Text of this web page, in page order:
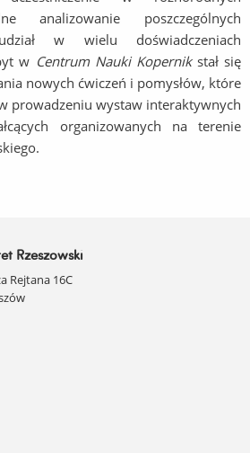
analizowanie poszczególnych
w wielu doświadczeniach
w Centrum Nauki Kopernik stał się
nowych ćwiczeń i pomysłów, które
prowadzeniu wystaw interaktywnych
organizowanych na terenie
Rzeszowski
Rejtana 16C